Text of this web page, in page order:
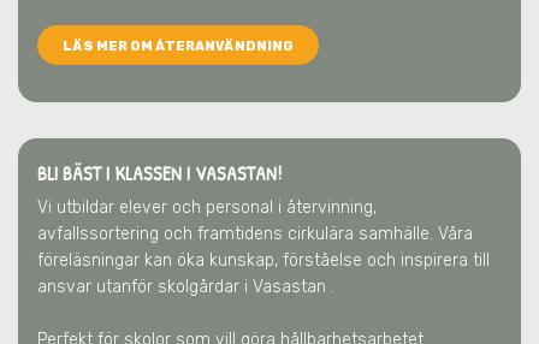
LÄS MER OM ÅTERANVÄNDNING
BLI BÄST I KLASSEN I VASASTAN!
Vi utbildar elever och personal i återvinning,
avfallssortering och framtidens cirkulära samhälle. Våra
föreläsningar kan öka kunskap, förståelse och inspirera till
ansvar utanför skolgårdar i Vasastan .
Perfekt för skolor som vill göra hållbarhetsarbetet